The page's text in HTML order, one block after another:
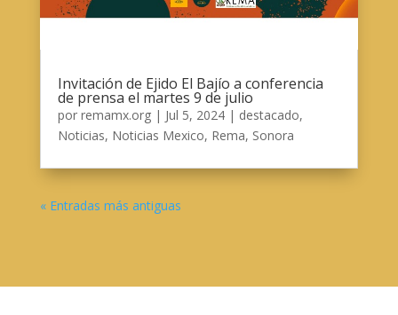
Invitación de Ejido El Bajío a conferencia
de prensa el martes 9 de julio
por remamx.org| Jul 5, 2024| destacado,
Noticias, Noticias Mexico, Rema, Sonora
« Entradas más antiguas